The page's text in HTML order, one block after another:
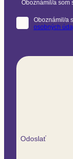
Oboznámil/a som
Oboznámil/a
osobných
Odoslať